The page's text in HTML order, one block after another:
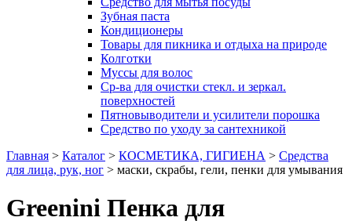
Зубная паста
Кондиционеры
Товары для пикника и отдыха на природе
Колготки
Муссы для волос
Ср-ва для очистки стекл. и зеркал.
поверхностей
Пятновыводители и усилители порошка
Средство по уходу за сантехникой
Главная > Каталог > КОСМЕТИКА, ГИГИЕНА > Средства
для лица, рук, ног > маски, скрабы, гели, пенки для умывания
Greenini Пенка для